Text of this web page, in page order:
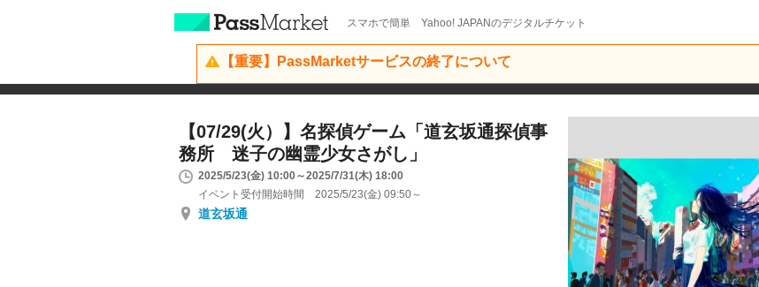
スマホで簡単 Yahoo! JAPANのデジタルチケット
【重要】PassMarketサービスの終了について
【07/29(火）】名探偵ゲーム「道玄坂通探偵事
務所 迷子の幽霊少女さがし」
2025/5/23(金) 10:00～2025/7/31(木) 18:00
イベント受付開始時間 2025/5/23(金) 09:50～
道玄坂通